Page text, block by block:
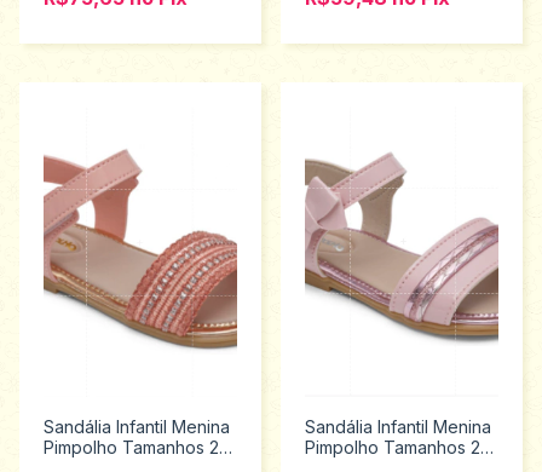
Sandália Infantil Menina
Pimpolho Tamanhos 22
Sandália Infantil Menina
Pimpolho Tamanhos 22